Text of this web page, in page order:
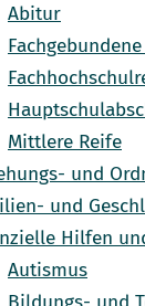
Abitur
Mittlere Reife
und
und
Hilfen
Autismus